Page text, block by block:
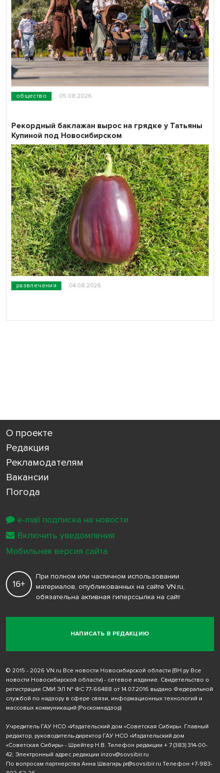
общество 05.08.2026
развлечения 04.08.2026
Рекордный баклажан вырос на грядке у Татьяны
Купиной под Новосибирском
О проекте
Редакция
Рекламодателям
Вакансии
Погода
НАПИСАТЬ В РЕДАКЦИЮ
16+
При полном или частичном использовании
материалов, опубликованных на сайте VN.ru,
обязательна активная гиперссылка на сайт
© 2015 - 2026 VN.ru Все новости Новосибирской области (ВН.ру Все
новости Новосибирской области) - сетевое издание. Свидетельство о
регистрации СМИ ЭЛ № ФС 77-66488 от 14.07.2016 выдано Федеральной
службой по надзору в сфере связи, информационных технологий и
массовых коммуникаций (Роскомнадзор)
Учредитель ГАУ НСО «Издательский дом «Советская Сибирь». Главный
редактор, руководитель-директор ГАУ НСО «Издательский дом
«Советская Сибирь» - Шрейтер Н.В. Телефон редакции + 7 (383) 314-00-
42; Электронный адрес редакции inzov@sovsibir.ru
По вопросам партнерства Анна Швагирь pr@sovsibir.ru Телефон +7-983-
e-mail подписка на новости
Включить уведомления
Мобильная версия сайта